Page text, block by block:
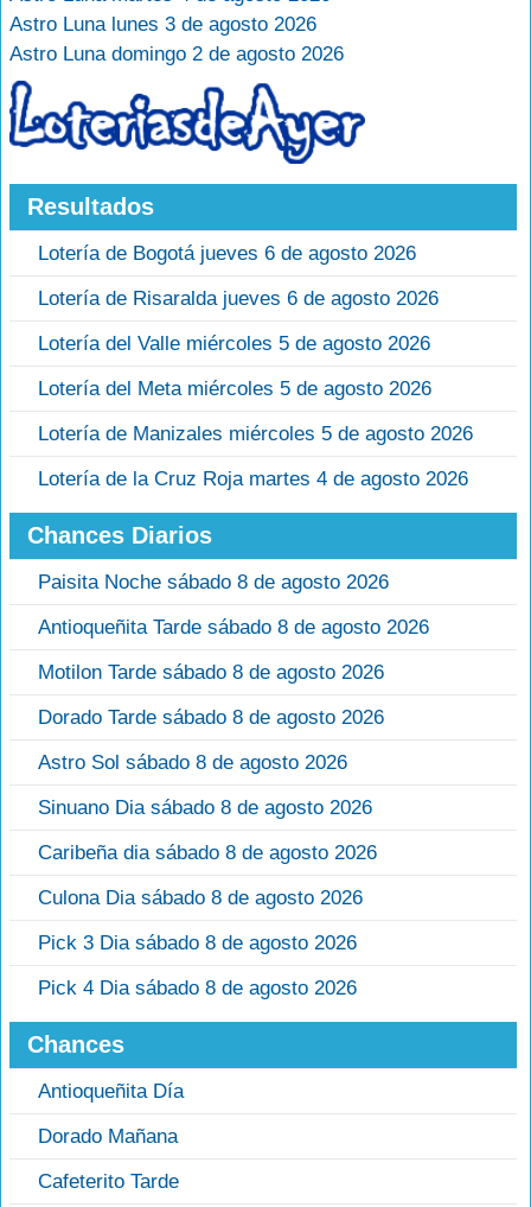
Astro Luna lunes 3 de agosto 2026
Astro Luna domingo 2 de agosto 2026
Resultados
Lotería de Bogotá jueves 6 de agosto 2026
Lotería de Risaralda jueves 6 de agosto 2026
Lotería del Valle miércoles 5 de agosto 2026
Lotería del Meta miércoles 5 de agosto 2026
Lotería de Manizales miércoles 5 de agosto 2026
Lotería de la Cruz Roja martes 4 de agosto 2026
Chances Diarios
Paisita Noche sábado 8 de agosto 2026
Antioqueñita Tarde sábado 8 de agosto 2026
Motilon Tarde sábado 8 de agosto 2026
Dorado Tarde sábado 8 de agosto 2026
Astro Sol sábado 8 de agosto 2026
Sinuano Dia sábado 8 de agosto 2026
Caribeña dia sábado 8 de agosto 2026
Culona Dia sábado 8 de agosto 2026
Pick 3 Dia sábado 8 de agosto 2026
Pick 4 Dia sábado 8 de agosto 2026
Chances
Antioqueñita Día
Dorado Mañana
Cafeterito Tarde